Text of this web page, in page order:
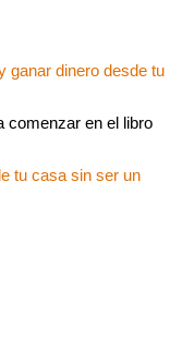
ganar dinero desde tu
comenzar en el libro
tu casa sin ser un